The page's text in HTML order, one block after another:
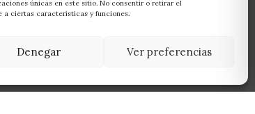
únicas en este sitio. No consentir o retirar el
a ciertas características y funciones.
Denegar Ver preferencias